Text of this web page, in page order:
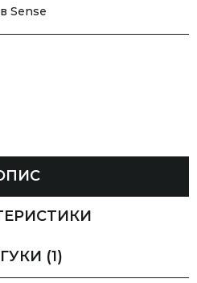
Sense
(1)